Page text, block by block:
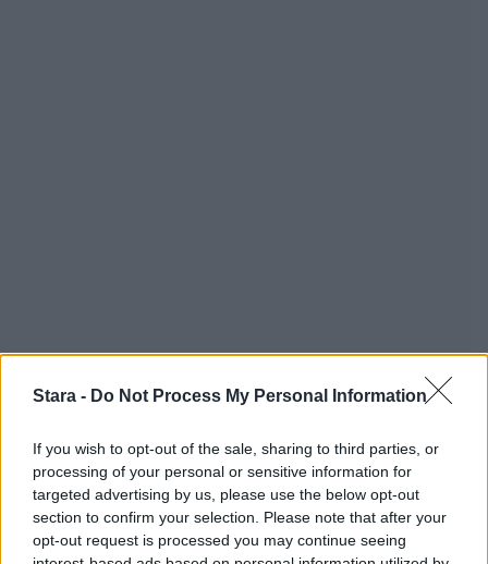
Stara - Do Not Process My Personal Information
If you wish to opt-out of the sale, sharing to third parties, or
processing of your personal or sensitive information for
targeted advertising by us, please use the below opt-out
section to confirm your selection. Please note that after your
opt-out request is processed you may continue seeing